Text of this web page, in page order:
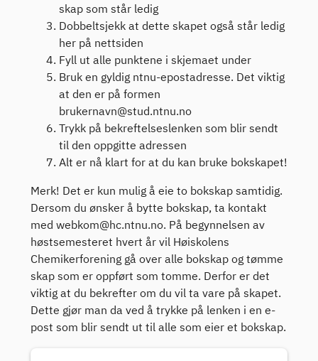
skap som står ledig
Dobbeltsjekk at dette skapet også står ledig
her på nettsiden
Fyll ut alle punktene i skjemaet under
Bruk en gyldig ntnu-epostadresse. Det viktig
at den er på formen
brukernavn@stud.ntnu.no
Trykk på bekreftelseslenken som blir sendt
til den oppgitte adressen
Alt er nå klart for at du kan bruke bokskapet!
Merk! Det er kun mulig å eie to bokskap samtidig.
Dersom du ønsker å bytte bokskap, ta kontakt
med webkom@hc.ntnu.no. På begynnelsen av
høstsemesteret hvert år vil Høiskolens
Chemikerforening gå over alle bokskap og tømme
skap som er oppført som tomme. Derfor er det
viktig at du bekrefter om du vil ta vare på skapet.
Dette gjør man da ved å trykke på lenken i en e-
post som blir sendt ut til alle som eier et bokskap.